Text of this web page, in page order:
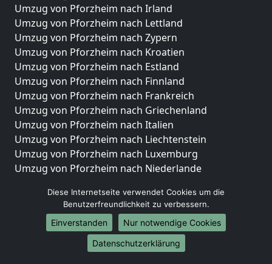
Umzug von Pforzheim nach Irland
Umzug von Pforzheim nach Lettland
Umzug von Pforzheim nach Zypern
Umzug von Pforzheim nach Kroatien
Umzug von Pforzheim nach Estland
Umzug von Pforzheim nach Finnland
Umzug von Pforzheim nach Frankreich
Umzug von Pforzheim nach Griechenland
Umzug von Pforzheim nach Italien
Umzug von Pforzheim nach Liechtenstein
Umzug von Pforzheim nach Luxemburg
Umzug von Pforzheim nach Niederlande
Umzüge-Deutschlandweit
Umzug von Pforzheim nach Berlin
Umzug von Pforzheim nach Hamburg
Umzug von Pforzheim nach München
Diese Internetseite verwendet Cookies um die
Benutzerfreundlichkeit zu verbessern.
Einverstanden
Nur notwendige Cookies
Datenschutzerklärung